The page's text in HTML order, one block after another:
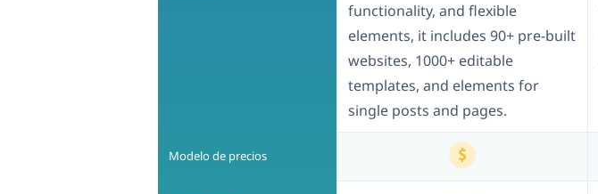
functionality, and flexible
elements, it includes 90+ pre-built
websites, 1000+ editable
templates, and elements for
single posts and pages.
Modelo de precios